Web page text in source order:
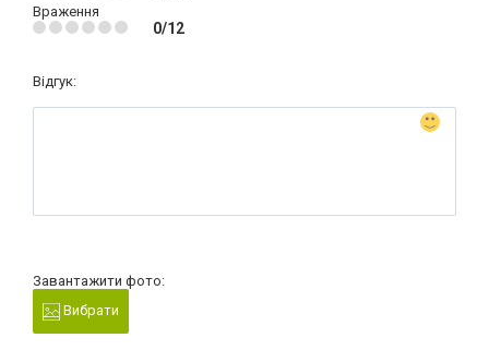
Враження
0/12
Відгук:
Завантажити фото:
Вибрати